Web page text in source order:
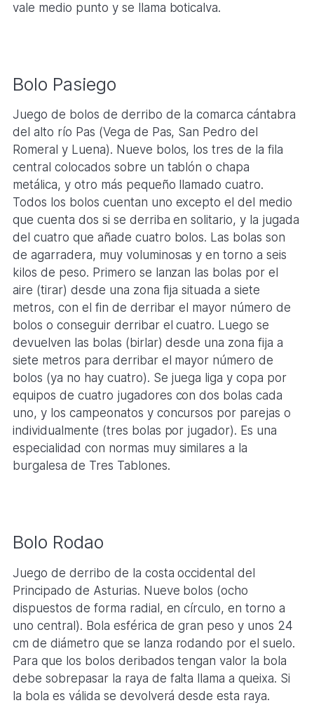
vale medio punto y se llama boticalva.
Bolo Pasiego
Juego de bolos de derribo de la comarca cántabra
del alto río Pas (Vega de Pas, San Pedro del
Romeral y Luena). Nueve bolos, los tres de la fila
central colocados sobre un tablón o chapa
metálica, y otro más pequeño llamado cuatro.
Todos los bolos cuentan uno excepto el del medio
que cuenta dos si se derriba en solitario, y la jugada
del cuatro que añade cuatro bolos. Las bolas son
de agarradera, muy voluminosas y en torno a seis
kilos de peso. Primero se lanzan las bolas por el
aire (tirar) desde una zona fija situada a siete
metros, con el fin de derribar el mayor número de
bolos o conseguir derribar el cuatro. Luego se
devuelven las bolas (birlar) desde una zona fija a
siete metros para derribar el mayor número de
bolos (ya no hay cuatro). Se juega liga y copa por
equipos de cuatro jugadores con dos bolas cada
uno, y los campeonatos y concursos por parejas o
individualmente (tres bolas por jugador). Es una
especialidad con normas muy similares a la
burgalesa de Tres Tablones.
Bolo Rodao
Juego de derribo de la costa occidental del
Principado de Asturias. Nueve bolos (ocho
dispuestos de forma radial, en círculo, en torno a
uno central). Bola esférica de gran peso y unos 24
cm de diámetro que se lanza rodando por el suelo.
Para que los bolos deribados tengan valor la bola
debe sobrepasar la raya de falta llama a queixa. Si
la bola es válida se devolverá desde esta raya.